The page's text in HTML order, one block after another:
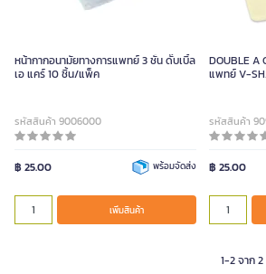
หน้ากากอนามัยทางการแพทย์ 3 ชั้น ดั๊บเบิ้ล
เอ แคร์ 10 ชิ้น/แพ็ค
รหัสสินค้า 9006000
฿ 25.00 พร้อมจัดส่ง
เพิ่มสินค้า
DOUBLE A
แพทย์ V-
รหัสสินค้า
฿ 25.00
1-2 จาก